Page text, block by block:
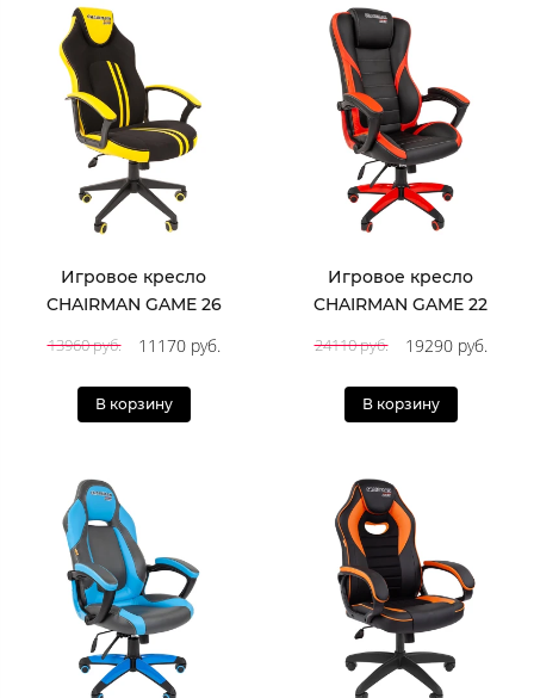
Игровое кресло
CHAIRMAN GAME 26
13960 руб.
11170 руб.
В корзину
Игровое кресло
CHAIRMAN GAME 22
24110 руб.
19290 руб.
В корзину